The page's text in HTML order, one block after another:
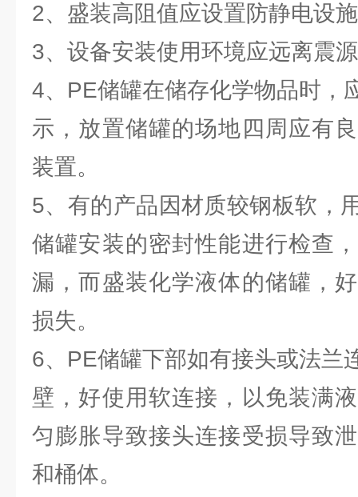
2、盛装高阻值应设置防静电设
3、设备安装使用环境应远离震
4、PE储罐在储存化学物品时，
示，放置储罐的场地四周应有
装置。
5、有的产品因材质较钢板软，
储罐安装的密封性能进行检查
漏，而盛装化学液体的储罐，
损失。
6、PE储罐下部如有接头或法兰
壁，好使用软连接，以免装满
匀膨胀导致接头连接受损导致
和桶体。